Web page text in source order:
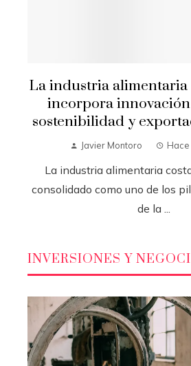
La industria alimentaria
incorpora
sostenibilidad y
Javier Montoro
La industria alimentaria
consolidado como uno de los
de la ...
INVERSIONES Y